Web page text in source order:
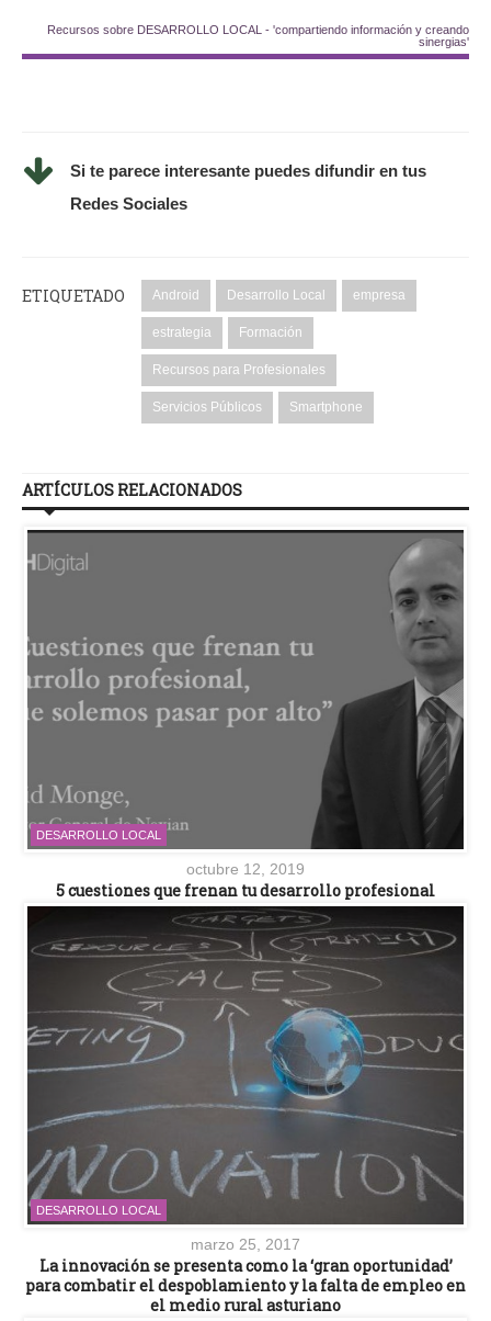
Recursos sobre DESARROLLO LOCAL - 'compartiendo información y creando
sinergias'
Si te parece interesante puedes difundir en tus
Redes Sociales
ETIQUETADO Android Desarrollo Local empresa
estrategia Formación
Recursos para Profesionales
Servicios Públicos Smartphone
ARTÍCULOS RELACIONADOS
DESARROLLO LOCAL
octubre 12, 2019
5 cuestiones que frenan tu desarrollo profesional
DESARROLLO LOCAL
marzo 25, 2017
La innovación se presenta como la ‘gran oportunidad’
para combatir el despoblamiento y la falta de empleo en
el medio rural asturiano